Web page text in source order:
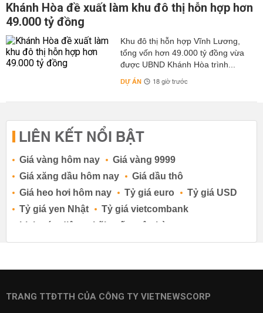
Khánh Hòa đề xuất làm khu đô thị hỗn hợp hơn
49.000 tỷ đồng
Khu đô thị hỗn hợp Vĩnh Lương,
tổng vốn hơn 49.000 tỷ đồng vừa
được UBND Khánh Hòa trình...
DỰ ÁN 18 giờ trước
LIÊN KẾT NỔI BẬT
Giá vàng hôm nay
Giá vàng 9999
Giá xăng dầu hôm nay
Giá dầu thô
Giá heo hơi hôm nay
Tỷ giá euro
Tỷ giá USD
Tỷ giá yen Nhật
Tỷ giá vietcombank
Lịch cúp điện
Lãi suất ngân hàng
Lãi suất tiết kiệm
Lãi suất tiền gửi
Lãi suất ngân hàng BIDV
TRANG TTĐTTH CỦA CÔNG TY VIETNEWSCORP